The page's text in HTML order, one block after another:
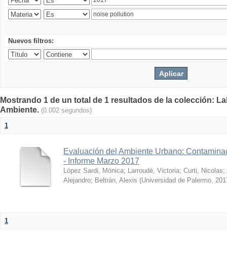
Nuevos filtros:
Mostrando 1 de un total de 1 resultados de la colección:
Ambiente. (0.002 segundos)
1
Evaluación del Ambiente Urbano:
- Informe Marzo 2017
López Sardi, Mónica; Larroudé, Victoria; Curti, Nicolas;
Alejandro; Beltrán, Alexis (Universidad de Palermo,
1